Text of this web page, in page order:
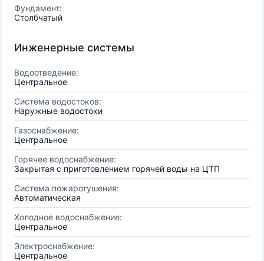
Фундамент:
Столбчатый
Инженерные системы
Водоотведение:
Центральное
Система водостоков:
Наружные водостоки
Газоснабжение:
Центральное
Горячее водоснабжение:
Закрытая с приготовлением горячей воды на ЦТП
Система пожаротушения:
Автоматическая
Холодное водоснабжение:
Центральное
Электроснабжение:
Центральное